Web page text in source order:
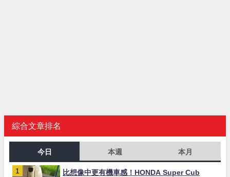
綜合文章排名
今日 本週 本月
比想像中更有機車感！HONDA Super Cub